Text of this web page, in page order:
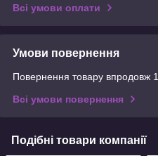
Всі умови оплати
Умови повернення
Повернення товару впродовж
Всі умови повернення
Подібні товари компанії